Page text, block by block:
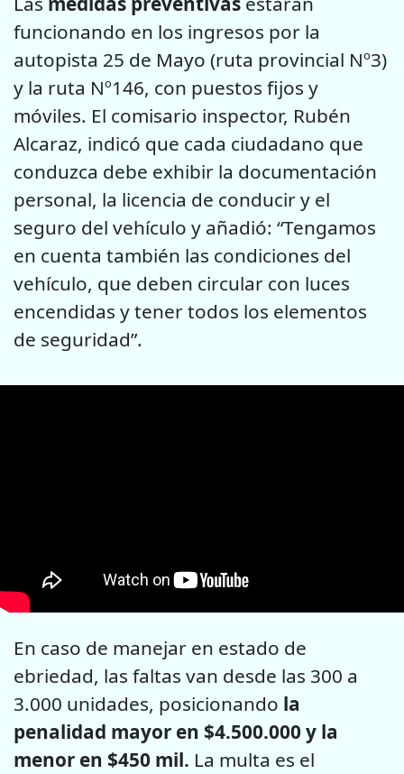
funcionando en los ingresos por la
autopista 25 de Mayo (ruta provincial Nº3)
y la ruta Nº146, con puestos fijos y
móviles. El comisario inspector, Rubén
Alcaraz, indicó que cada ciudadano que
conduzca debe exhibir la documentación
personal, la licencia de conducir y el
seguro del vehículo y añadió: “Tengamos
en cuenta también las condiciones del
vehículo, que deben circular con luces
encendidas y tener todos los elementos
de seguridad”.
En caso de manejar en estado de
ebriedad, las faltas van desde las 300 a
3.000 unidades, posicionando la
penalidad mayor en $4.500.000 y la
menor en $450 mil. La multa es el